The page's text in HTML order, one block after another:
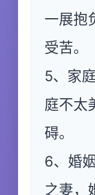
一展抱
受苦。
5、家
庭不太
碍。
6、婚
之妻，